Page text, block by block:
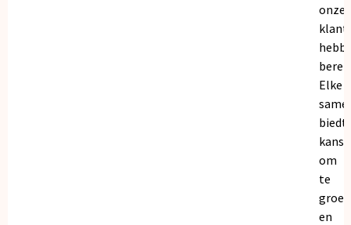
onze
Elke
biedt
om
te
en